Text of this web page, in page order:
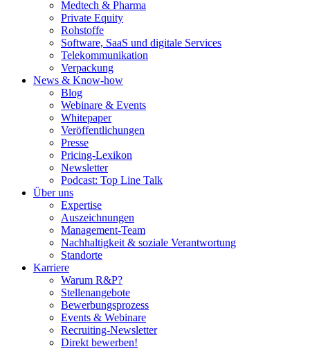
Medtech & Pharma
Private Equity
Rohstoffe
Software, SaaS und digitale Services
Telekommunikation
Verpackung
News & Know-how
Blog
Webinare & Events
Whitepaper
Veröffentlichungen
Presse
Pricing-Lexikon
Newsletter
Podcast: Top Line Talk
Über uns
Expertise
Auszeichnungen
Management-Team
Nachhaltigkeit & soziale Verantwortung
Standorte
Karriere
Warum R&P?
Stellenangebote
Bewerbungsprozess
Events & Webinare
Recruiting-Newsletter
Direkt bewerben!